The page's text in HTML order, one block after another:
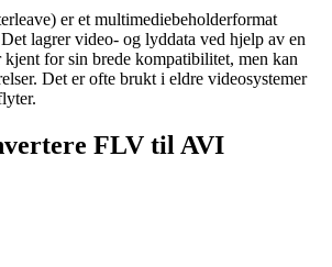
er et multimediebeholderformat
lagrer video- og lyddata ved hjelp av en
for sin brede kompatibilitet, men kan
Det er ofte brukt i eldre videosystemer
FLV til AVI